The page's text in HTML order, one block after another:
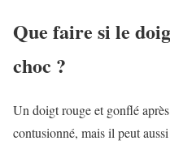
Que faire si le
choc ?
Un doigt rouge et gonflé
contusionné, mais il peut